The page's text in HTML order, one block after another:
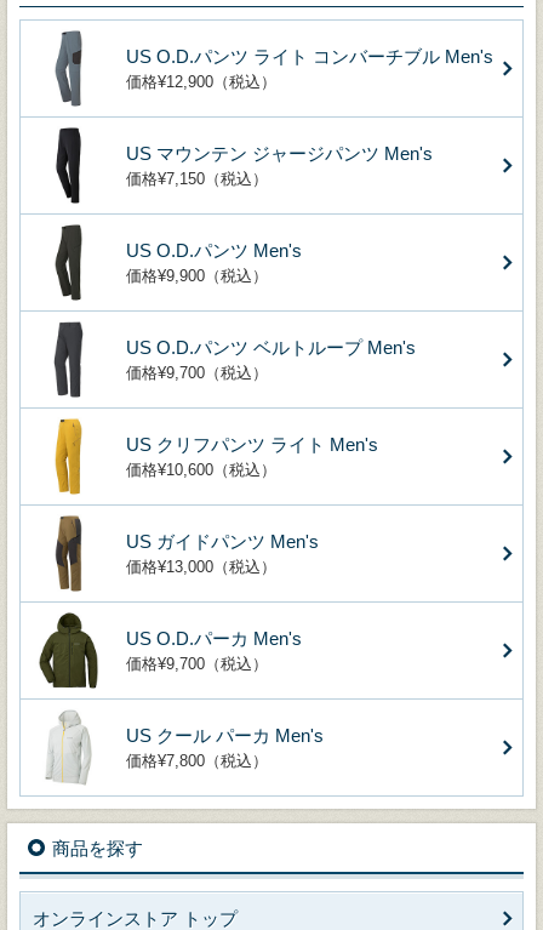
US O.D.パンツ ライト コンバーチブル Men's
価格¥12,900（税込）
US マウンテン ジャージパンツ Men's
価格¥7,150（税込）
US O.D.パンツ Men's
価格¥9,900（税込）
US O.D.パンツ ベルトループ Men's
価格¥9,700（税込）
US クリフパンツ ライト Men's
価格¥10,600（税込）
US ガイドパンツ Men's
価格¥13,000（税込）
US O.D.パーカ Men's
価格¥9,700（税込）
US クール パーカ Men's
価格¥7,800（税込）
商品を探す
オンラインストア トップ